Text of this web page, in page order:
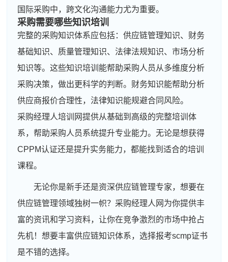
国际采购中，跨文化沟通能力尤为重要。
采购需要哪些知识培训
完整的采购知识体系应包括：供应链管理知识、财务
基础知识、质量管理知识、法律法规知识、市场分析
知识等。这些知识培训能帮助采购人员从多维度分析
采购决策，做出更科学的判断。财务知识能帮助分析
供应商报价合理性，法律知识能规避合同风险。
采购经理人培训网提供从基础到高级的完整培训体
系，帮助采购人员系统提升专业能力。无论是想获得
CPPM认证还是提升实务能力，都能找到适合的培训
课程。
无论你是新手还是资深供应链管理专家，想要在
供应链管理领域独树一帜？采购经理人网为你提供丰
富的资讯和学习资料，让你在竞争激烈的市场中抢占
先机！想要丰富供应链知识体系，选择报考scmp证书
是不错的选择。